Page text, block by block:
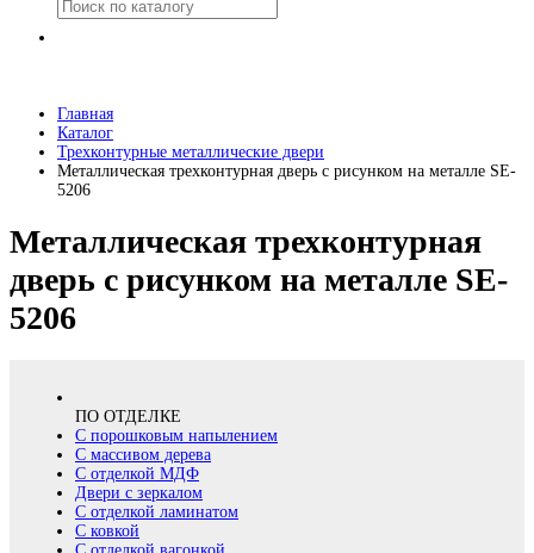
Главная
Каталог
Трехконтурные металлические двери
Металлическая трехконтурная дверь с рисунком на металле SE-
5206
Металлическая трехконтурная
дверь с рисунком на металле SE-
5206
ПО ОТДЕЛКЕ
С порошковым напылением
С массивом дерева
С отделкой МДФ
Двери с зеркалом
С отделкой ламинатом
С ковкой
С отделкой вагонкой